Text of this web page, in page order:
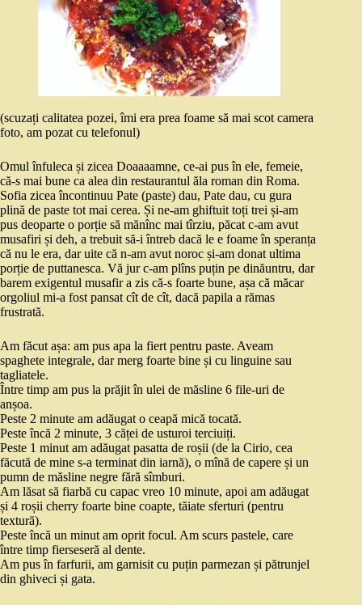
(scuzați calitatea pozei, îmi era prea foame să mai scot camera
foto, am pozat cu telefonul)
Omul înfuleca și zicea Doaaaamne, ce-ai pus în ele, femeie,
că-s mai bune ca alea din restaurantul ăla roman din Roma.
Sofia zicea încontinuu Pate (paste) dau, Pate dau, cu gura
plină de paste tot mai cerea. Și ne-am ghiftuit toți trei și-am
pus deoparte o porție să mănînc mai tîrziu, păcat c-am avut
musafiri și deh, a trebuit să-i întreb dacă le e foame în speranța
că nu le era, dar uite că n-am avut noroc și-am donat ultima
porție de puttanesca. Vă jur c-am plîns puțin pe dinăuntru, dar
barem exigentul musafir a zis că-s foarte bune, așa că măcar
orgoliul mi-a fost pansat cît de cît, dacă papila a rămas
frustrată.
Am făcut așa: am pus apa la fiert pentru paste. Aveam
spaghete integrale, dar merg foarte bine și cu linguine sau
tagliatele.
Între timp am pus la prăjit în ulei de măsline 6 file-uri de
anșoa.
Peste 2 minute am adăugat o ceapă mică tocată.
Peste încă 2 minute, 3 căței de usturoi terciuiți.
Peste 1 minut am adăugat pasatta de roșii (de la Cirio, cea
făcută de mine s-a terminat din iarnă), o mînă de capere și un
pumn de măsline negre fără sîmburi.
Am lăsat să fiarbă cu capac vreo 10 minute, apoi am adăugat
și 4 roșii cherry foarte bine coapte, tăiate sferturi (pentru
textură).
Peste încă un minut am oprit focul. Am scurs pastele, care
între timp fierseseră al dente.
Am pus în farfurii, am garnisit cu puțin parmezan și pătrunjel
din ghiveci și gata.